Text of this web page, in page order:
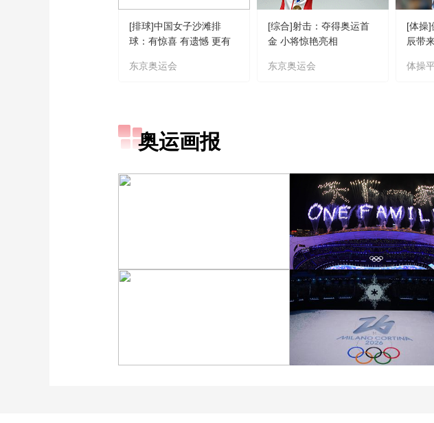
[排球]中国女子沙滩排
球：有惊喜 有遗憾 更有
东京奥运会
[综合]射击：夺得奥运首
金 小将惊艳亮相
东京奥运会
[体操]
辰带
体操
奥运画报
[图]北京冬奥会圆满落幕
盘点赛场内外的名场面